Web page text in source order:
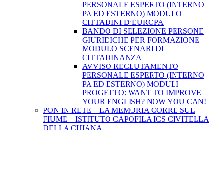
PERSONALE ESPERTO (INTERNO
PA ED ESTERNO) MODULO
CITTADINI D’EUROPA
BANDO DI SELEZIONE PERSONE
GIURIDICHE PER FORMAZIONE
MODULO SCENARI DI
CITTADINANZA
AVVISO RECLUTAMENTO
PERSONALE ESPERTO (INTERNO
PA ED ESTERNO) MODULI
PROGETTO: WANT TO IMPROVE
YOUR ENGLISH? NOW YOU CAN!
PON IN RETE – LA MEMORIA CORRE SUL
FIUME – ISTITUTO CAPOFILA ICS CIVITELLA
DELLA CHIANA